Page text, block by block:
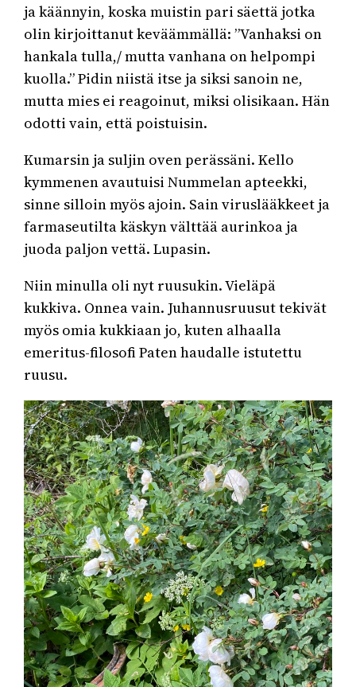
ja käännyin, koska muistin pari säettä jotka
olin kirjoittanut keväämmällä: ”Vanhaksi on
hankala tulla,/ mutta vanhana on helpompi
kuolla.” Pidin niistä itse ja siksi sanoin ne,
mutta mies ei reagoinut, miksi olisikaan. Hän
odotti vain, että poistuisin.
Kumarsin ja suljin oven perässäni. Kello
kymmenen avautuisi Nummelan apteekki,
sinne silloin myös ajoin. Sain viruslääkkeet ja
farmaseutilta käskyn välttää aurinkoa ja
juoda paljon vettä. Lupasin.
Niin minulla oli nyt ruusukin. Vieläpä
kukkiva. Onnea vain. Juhannusruusut tekivät
myös omia kukkiaan jo, kuten alhaalla
emeritus-filosofi Paten haudalle istutettu
ruusu.